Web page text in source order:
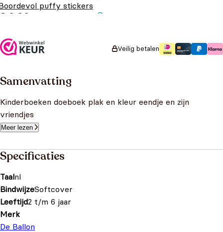
puffy stickers
4,99
Veilig betalen
Samenvatting
Kinderboeken doeboek plak en kleur eendje en zijn
vriendjes
Meer lezen
Specificaties
Taalnl
BindwijzeSoftcover
Leeftijd2 t/m 6 jaar
Merk
De Ballon